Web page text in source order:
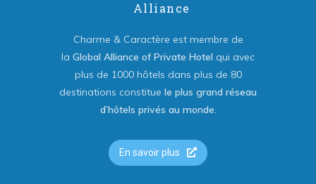
Alliance
Charme & Caractère est membre de
la Global Alliance of Private Hotel qui avec
plus de 1000 hôtels dans plus de 80
destinations constitue le plus grand réseau
d’hôtels privés au monde.
En savoir plus